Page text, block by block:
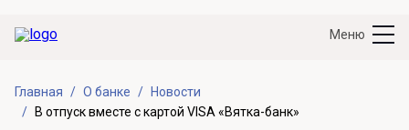
Меню
Главная О банке
Новости
В отпуск вместе с картой VISA «Вятка-банк»